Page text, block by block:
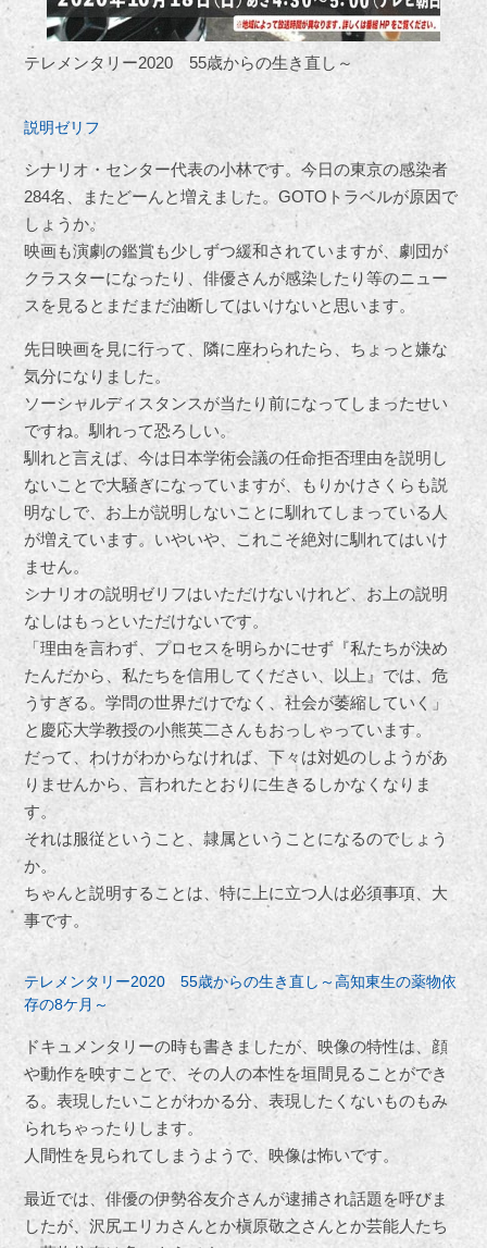
テレメンタリー2020 55歳からの生き直し～
説明ゼリフ
シナリオ・センター代表の小林です。今日の東京の感染者
284名、またどーんと増えました。GOTOトラベルが原因で
しょうか。
映画も演劇の鑑賞も少しずつ緩和されていますが、劇団が
クラスターになったり、俳優さんが感染したり等のニュー
スを見るとまだまだ油断してはいけないと思います。
先日映画を見に行って、隣に座わられたら、ちょっと嫌な
気分になりました。
ソーシャルディスタンスが当たり前になってしまったせい
ですね。馴れって恐ろしい。
馴れと言えば、今は日本学術会議の任命拒否理由を説明し
ないことで大騒ぎになっていますが、もりかけさくらも説
明なしで、お上が説明しないことに馴れてしまっている人
が増えています。いやいや、これこそ絶対に馴れてはいけ
ません。
シナリオの説明ゼリフはいただけないけれど、お上の説明
なしはもっといただけないです。
「理由を言わず、プロセスを明らかにせず『私たちが決め
たんだから、私たちを信用してください、以上』では、危
うすぎる。学問の世界だけでなく、社会が萎縮していく」
と慶応大学教授の小熊英二さんもおっしゃっています。
だって、わけがわからなければ、下々は対処のしようがあ
りませんから、言われたとおりに生きるしかなくなりま
す。
それは服従ということ、隷属ということになるのでしょう
か。
ちゃんと説明することは、特に上に立つ人は必須事項、大
事です。
テレメンタリー2020 55歳からの生き直し～高知東生の薬物依
存の8ケ月～
ドキュメンタリーの時も書きましたが、映像の特性は、顔
や動作を映すことで、その人の本性を垣間見ることができ
る。表現したいことがわかる分、表現したくないものもみ
られちゃったりします。
人間性を見られてしまうようで、映像は怖いです。
最近では、俳優の伊勢谷友介さんが逮捕され話題を呼びま
したが、沢尻エリカさんとか槇原敬之さんとか芸能人たち